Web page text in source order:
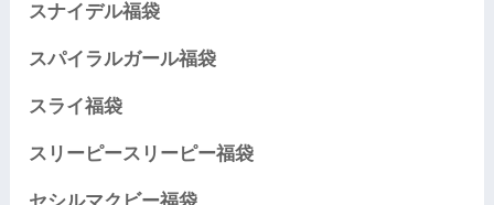
スナイデル福袋
スパイラルガール福袋
スライ福袋
スリーピースリーピー福袋